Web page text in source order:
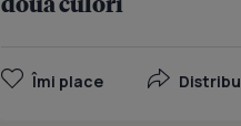
Îmi place